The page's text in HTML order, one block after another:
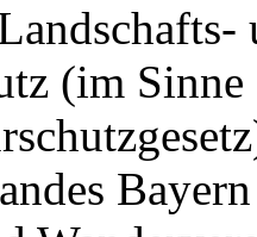
(im Sinne